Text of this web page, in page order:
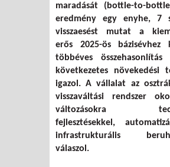
maradását (bottle-to-
eredmény egy enyhe, 7
visszaesést mutat a
erős 2025-ös bázisévhez
többéves
következetes növekedési
igazol. A vállalat az
visszaváltási rendszer
változásokra
fejlesztésekkel,
infrastrukturális
válaszol.